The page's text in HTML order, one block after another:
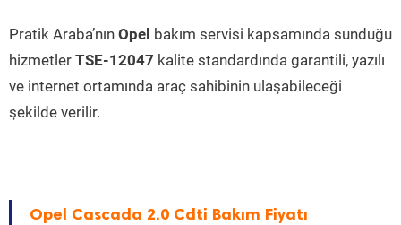
Pratik Araba’nın Opel bakım servisi kapsamında sunduğu
hizmetler TSE-12047 kalite standardında garantili, yazılı
ve internet ortamında araç sahibinin ulaşabileceği
şekilde verilir.
Opel Cascada 2.0 Cdti Bakım Fiyatı